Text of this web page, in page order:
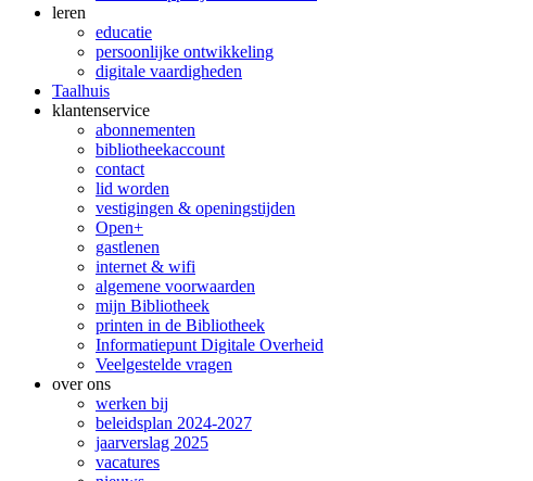
leren
educatie
persoonlijke ontwikkeling
digitale vaardigheden
Taalhuis
klanten­service
abonnementen
bibliotheekaccount
contact
lid worden
vestigingen & openingstijden
Open+
gastlenen
internet & wifi
algemene voorwaarden
mijn Bibliotheek
printen in de Bibliotheek
Informatiepunt Digitale Overheid
Veelgestelde vragen
over ons
werken bij
beleidsplan 2024-2027
jaarverslag 2025
vacatures